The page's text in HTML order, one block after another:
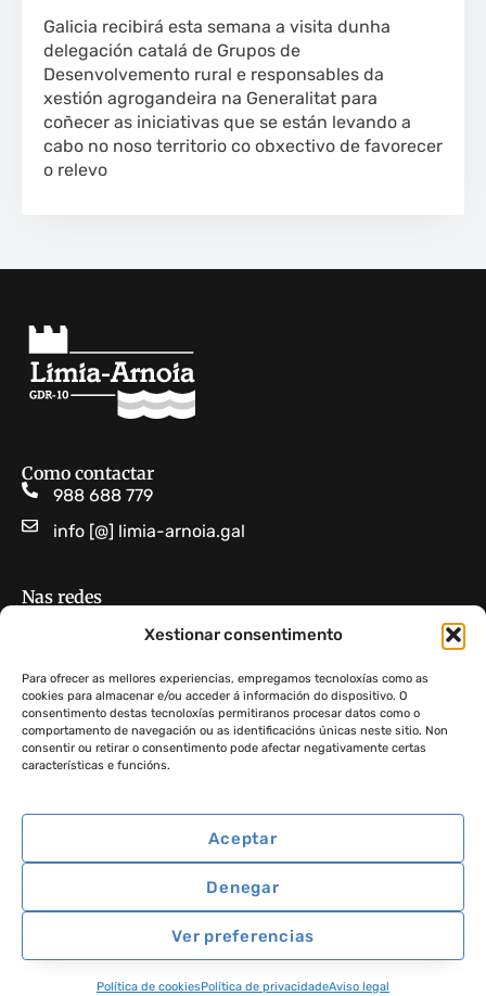
Xestionar consentimento
Para ofrecer as mellores experiencias, empregamos tecnoloxías como as
cookies para almacenar e/ou acceder á información do dispositivo. O
consentimento destas tecnoloxías permitiranos procesar datos como o
comportamento de navegación ou as identificacións únicas neste sitio. Non
consentir ou retirar o consentimento pode afectar negativamente certas
características e funcións.
Aceptar
Denegar
Ver preferencias
Política de cookiesPolítica de privacidadeAviso legal
Galicia recibirá esta semana a visita dunha
delegación catalá de Grupos de
Desenvolvemento rural e responsables da
xestión agrogandeira na Generalitat para
coñecer as iniciativas que se están levando a
cabo no noso territorio co obxectivo de favorecer
o relevo
Como contactar
988 688 779
info [@] limia-arnoia.gal
Nas redes
Non atopas algo?
Política de cookies